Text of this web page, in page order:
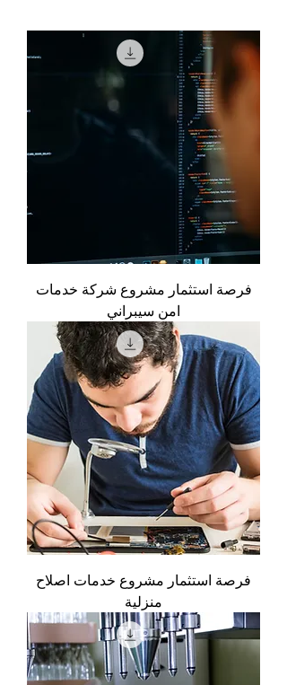
فرصة استثمار مشروع شركة خدمات
امن سيبراني
فرصة استثمار مشروع خدمات اصلاح
منزلية